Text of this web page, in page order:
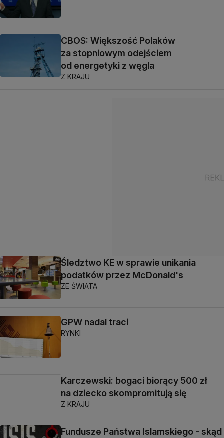
CBOS: Większość Polaków
za stopniowym odejściem
od energetyki z węgla
Z KRAJU
Śledztwo KE w sprawie unikania
podatków przez McDonald's
ZE ŚWIATA
GPW nadal traci
RYNKI
Karczewski: bogaci biorący 500 zł
na dziecko skompromitują się
Z KRAJU
Fundusze Państwa Islamskiego - skąd